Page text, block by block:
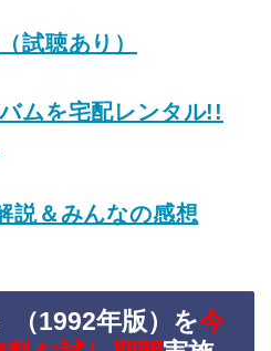
試聴あり）
ムを宅配レンタル!!
＆みんなの感想
（1992年版）を今